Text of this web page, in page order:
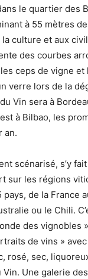
le quartier des
à 55 mètres
culture et aux
des courbes
ceps de vigne et
verre lors de la
Vin sera à
à Bilbao, les
an.
scénarisé, s’y
sur les régions
de la France
ou le Chili.
des vignobles
de vins »
rosé, sec,
Une galerie